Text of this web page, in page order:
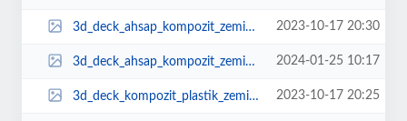
3d_deck_ahsap_kompozit_zemin_parke_wpc_composite.png 2023-10-17 20:30
3d_deck_ahsap_kompozit_zemin_parke_wpc_composite_1.png 2024-01-25 10:17
3d_deck_kompozit_plastik_zemin_parke_ahsap.png 2023-10-17 20:25